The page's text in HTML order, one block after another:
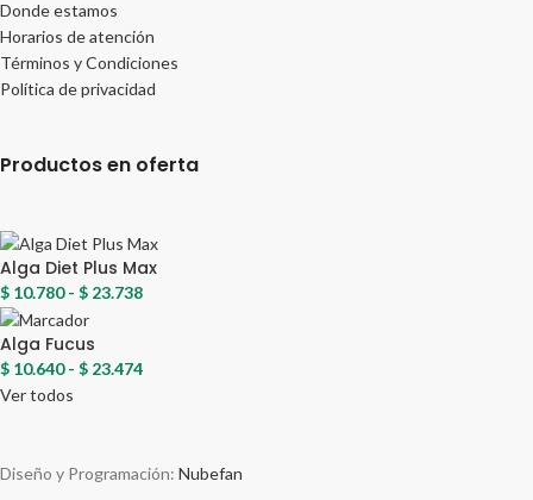
Donde estamos
Horarios de atención
Términos y Condiciones
Política de privacidad
Productos en oferta
Alga Diet Plus Max
$ 10.780 - $ 23.738
Alga Fucus
$ 10.640 - $ 23.474
Ver todos
Diseño y Programación: Nubefan